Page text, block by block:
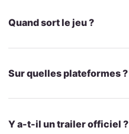
Quand sort le jeu ?
Sur quelles plateformes ?
Y a-t-il un trailer officiel ?